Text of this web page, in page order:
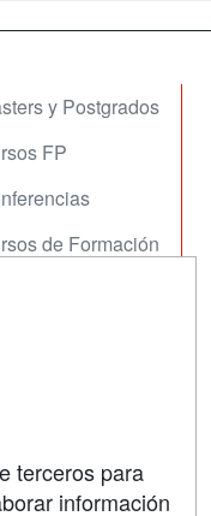
y Postgrados
FP
de Formación
terceros para
información